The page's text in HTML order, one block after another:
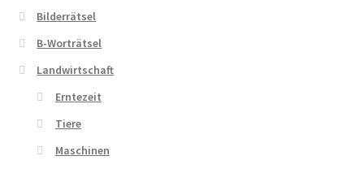
Bilderrätsel
B-Worträtsel
Landwirtschaft
Erntezeit
Tiere
Maschinen